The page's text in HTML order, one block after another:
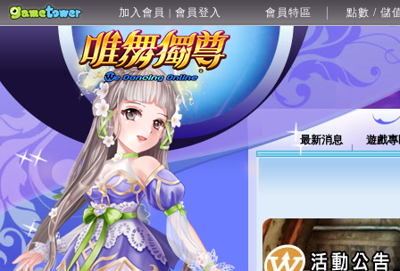
加入會員 | 會員登入 會員特區 點數 / 儲
最新消息 遊戲